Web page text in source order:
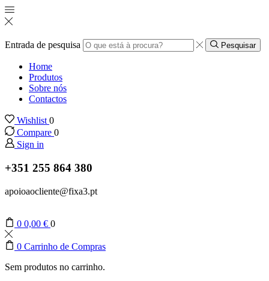
Entrada de pesquisa Pesquisar
Home
Produtos
Sobre nós
Contactos
Wishlist 0
Compare 0
Sign in
+351 255 864 380
apoioaocliente@fixa3.pt
0 0,00 € 0
0 Carrinho de Compras
Sem produtos no carrinho.